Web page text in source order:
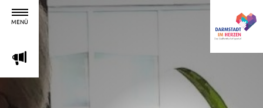
MENÜ
m